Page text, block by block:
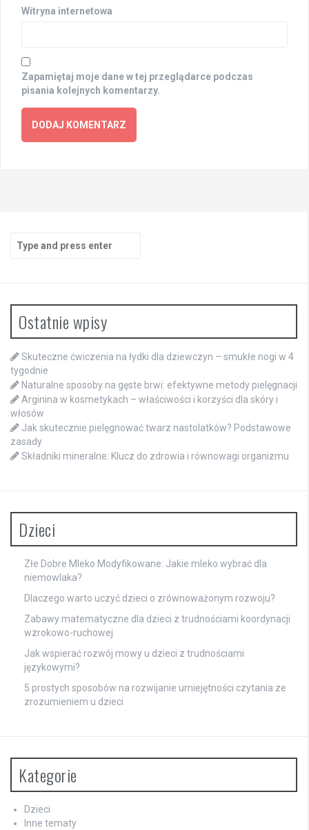
Witryna internetowa
Zapamiętaj moje dane w tej przeglądarce podczas
pisania kolejnych komentarzy.
Search
for:
Ostatnie wpisy
Skuteczne ćwiczenia na łydki dla dziewczyn – smukłe nogi w 4
tygodnie
Naturalne sposoby na gęste brwi: efektywne metody pielęgnacji
Arginina w kosmetykach – właściwości i korzyści dla skóry i
włosów
Jak skutecznie pielęgnować twarz nastolatków? Podstawowe
zasady
Składniki mineralne: Klucz do zdrowia i równowagi organizmu
Dzieci
Złe Dobre Mleko Modyfikowane: Jakie mleko wybrać dla
niemowlaka?
Dlaczego warto uczyć dzieci o zrównoważonym rozwoju?
Zabawy matematyczne dla dzieci z trudnościami koordynacji
wzrokowo-ruchowej
Jak wspierać rozwój mowy u dzieci z trudnościami
językowymi?
5 prostych sposobów na rozwijanie umiejętności czytania ze
zrozumieniem u dzieci
Kategorie
Dzieci
Inne tematy